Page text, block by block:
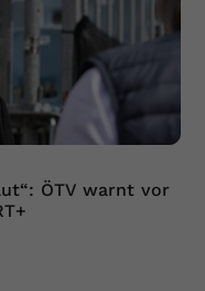
ÖTV warnt vor